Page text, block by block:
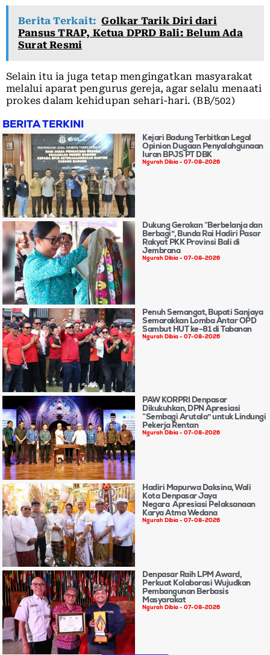
Berita Terkait: Golkar Tarik Diri dari
Pansus TRAP, Ketua DPRD Bali: Belum Ada
Surat Resmi
Selain itu ia juga tetap mengingatkan masyarakat
melalui aparat pengurus gereja, agar selalu menaati
prokes dalam kehidupan sehari-hari. (BB/502)
BERITA TERKINI
Kejari Badung Terbitkan Legal
Opinion Dugaan Penyalahgunaan
Iuran BPJS PT DBK
Ngurah Dibia 07-08-2026
Dukung Gerakan “Berbelanja dan
Berbagi”, Bunda Rai Hadiri Pasar
Rakyat PKK Provinsi Bali di
Jembrana
Ngurah Dibia 07-08-2026
Penuh Semangat, Bupati Sanjaya
Semarakkan Lomba Antar OPD
Sambut HUT ke-81 di Tabanan
Ngurah Dibia 07-08-2026
PAW KORPRI Denpasar
Dikukuhkan, DPN Apresiasi
“Sembagi Arutala” untuk Lindungi
Pekerja Rentan
Ngurah Dibia 07-08-2026
Hadiri Mapurwa Daksina, Wali
Kota Denpasar Jaya
Negara Apresiasi Pelaksanaan
Karya Atma Wedana
Ngurah Dibia 07-08-2026
Denpasar Raih LPM Award,
Perkuat Kolaborasi Wujudkan
Pembangunan Berbasis
Masyarakat
Ngurah Dibia 07-08-2026